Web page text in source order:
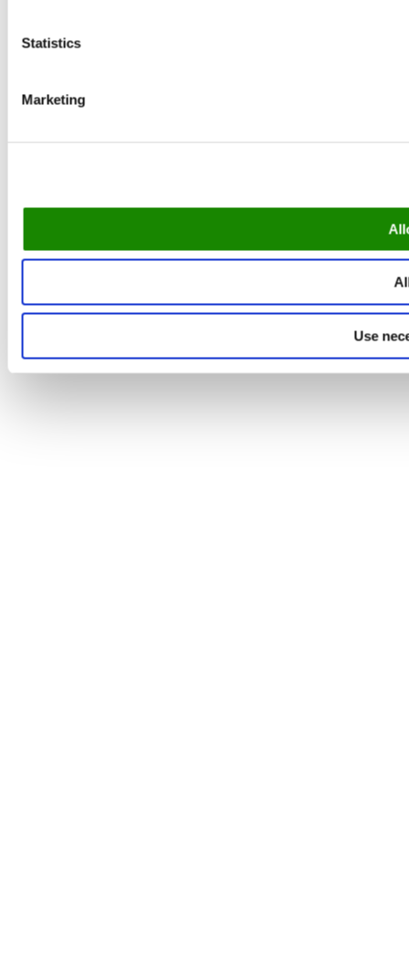
Statistics
Marketing
Use